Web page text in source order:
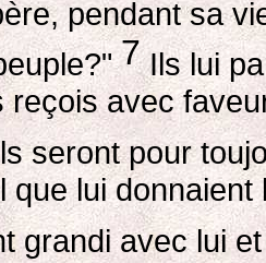
pendant sa
7Ils lui
reçois avec
seront pour
que lui
grandi avec lui